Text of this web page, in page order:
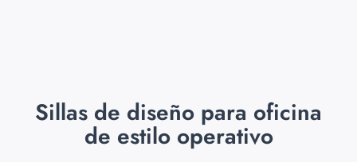
Sillas de diseño para oficina
de estilo operativo